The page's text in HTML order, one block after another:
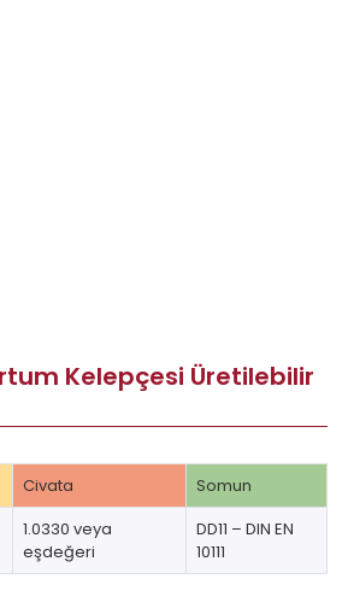
Kelepçesi Üretilebilir
Civata
Somun
1.0330 veya
eşdeğeri
DD11 – DIN EN
10111